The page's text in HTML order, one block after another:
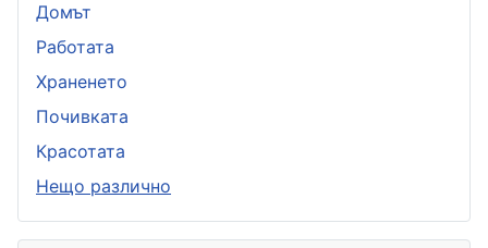
Домът
Работата
Храненето
Почивката
Красотата
Нещо различно